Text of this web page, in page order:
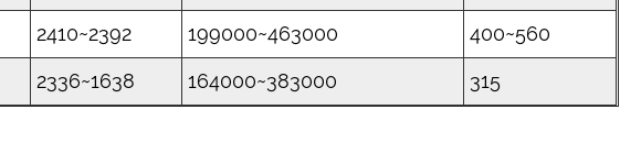
2410~2392 199000~463000 400~560
2336~1638 164000~383000 315